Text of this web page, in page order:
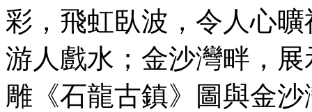
彩，飛虹臥波，令人心
游人戲水；金沙灣畔，
雕《石龍古鎮》圖與金